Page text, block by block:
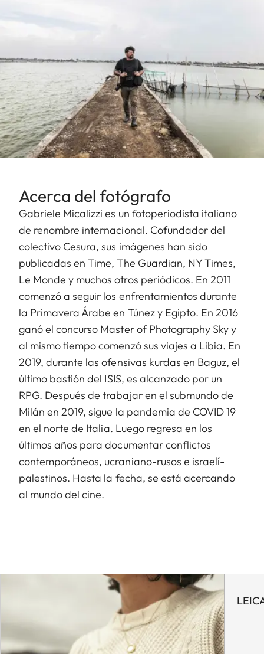
Acerca del fotógrafo
Gabriele Micalizzi es un fotoperiodista italiano
de renombre internacional. Cofundador del
colectivo Cesura, sus imágenes han sido
publicadas en Time, The Guardian, NY Times,
Le Monde y muchos otros periódicos. En 2011
comenzó a seguir los enfrentamientos durante
la Primavera Árabe en Túnez y Egipto. En 2016
ganó el concurso Master of Photography Sky y
al mismo tiempo comenzó sus viajes a Libia. En
2019, durante las ofensivas kurdas en Baguz, el
último bastión del ISIS, es alcanzado por un
RPG. Después de trabajar en el submundo de
Milán en 2019, sigue la pandemia de COVID 19
en el norte de Italia. Luego regresa en los
últimos años para documentar conflictos
contemporáneos, ucraniano-rusos e israelí-
palestinos. Hasta la fecha, se está acercando
al mundo del cine.